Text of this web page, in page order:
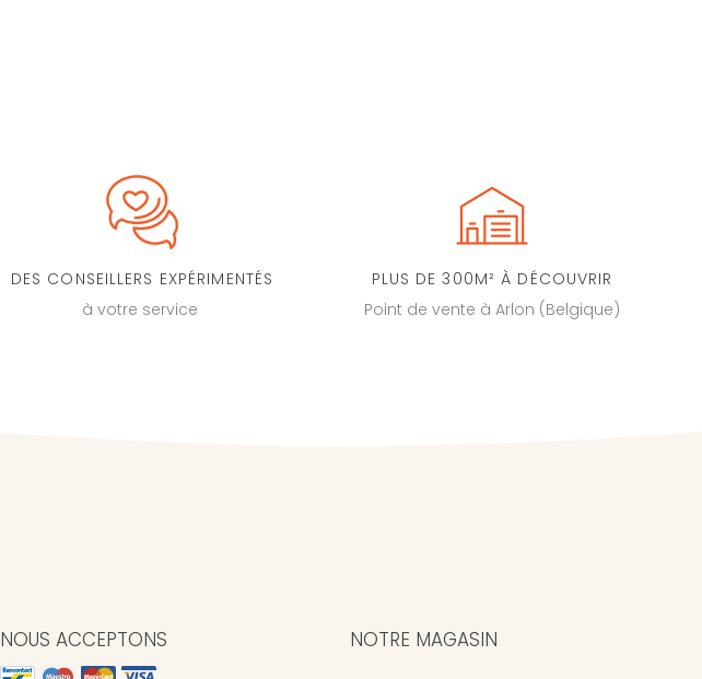
DES CONSEILLERS EXPÉRIMENTÉS
à votre service
PLUS DE 300M² À DÉCOUVRIR
Point de vente à Arlon (Belgique)
NOUS ACCEPTONS NOTRE MAGASIN